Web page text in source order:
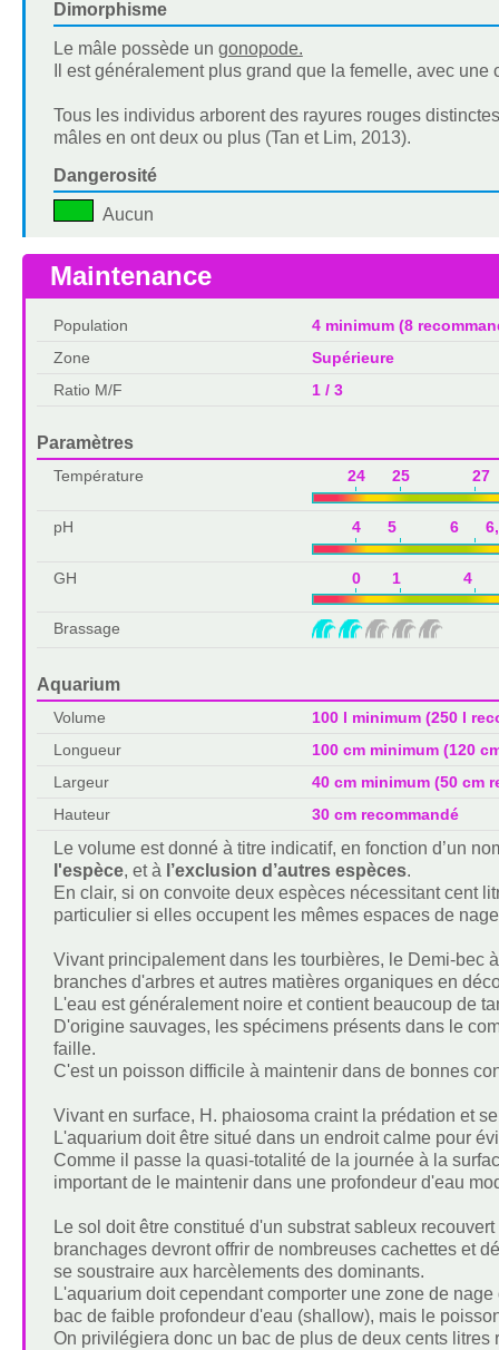
Dimorphisme
Le mâle possède un gonopode.
Il est généralement plus grand que la femelle, avec
Tous les individus arborent des rayures rouges
mâles en ont deux ou plus (Tan et Lim, 2013).
Dangerosité
Aucun
Maintenance
Population
4 minimum (8
Zone
Supérieure
Ratio M/F
1 / 3
Paramètres
Température 24 25 27
pH 4 5 6
GH 0 1 4
Brassage
Aquarium
Volume
100 l minimum (250 l
Longueur
100 cm minimum (120
Largeur
40 cm minimum (50 cm
Hauteur
30 cm recommandé
Le volume est donné à titre indicatif, en fonction d’un
l'espèce, et à l’exclusion d’autres espèces.
En clair, si on convoite deux espèces nécessitant cent
particulier si elles occupent les mêmes espaces de
Vivant principalement dans les tourbières, le Demi-bec
branches d'arbres et autres matières organiques en
L'eau est généralement noire et contient beaucoup de
D'origine sauvages, les spécimens présents dans le
faille.
C'est un poisson difficile à maintenir dans de bonnes
Vivant en surface, H. phaiosoma craint la prédation et
L'aquarium doit être situé dans un endroit calme pour
Comme il passe la quasi-totalité de la journée à la
important de le maintenir dans une profondeur d'eau
Le sol doit être constitué d'un substrat sableux
branchages devront offrir de nombreuses cachettes et
se soustraire aux harcèlements des dominants.
L'aquarium doit cependant comporter une zone de
bac de faible profondeur d'eau (shallow), mais le
On privilégiera donc un bac de plus de deux cents